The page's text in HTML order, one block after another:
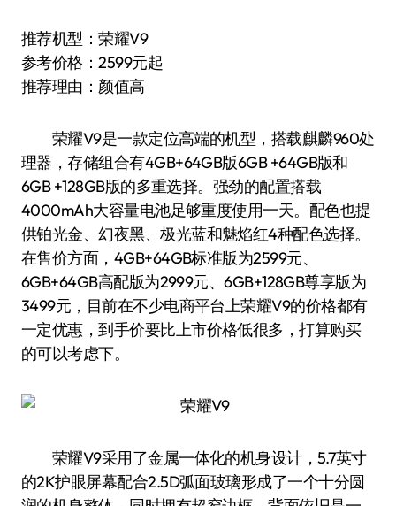
推荐机型：荣耀V9
参考价格：2599元起
推荐理由：颜值高
荣耀V9是一款定位高端的机型，搭载麒麟960处
理器，存储组合有4GB+64GB版6GB +64GB版和
6GB +128GB版的多重选择。强劲的配置搭载
4000mAh大容量电池足够重度使用一天。配色也提
供铂光金、幻夜黑、极光蓝和魅焰红4种配色选择。
在售价方面，4GB+64GB标准版为2599元、
6GB+64GB高配版为2999元、6GB+128GB尊享版为
3499元，目前在不少电商平台上荣耀V9的价格都有
一定优惠，到手价要比上市价格低很多，打算购买
的可以考虑下。
荣耀V9采用了金属一体化的机身设计，5.7英寸
的2K护眼屏幕配合2.5D弧面玻璃形成了一个十分圆